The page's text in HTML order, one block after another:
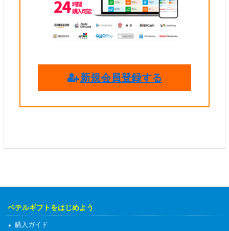
新規会員登録する
ベテルギフトをはじめよう
購入ガイド